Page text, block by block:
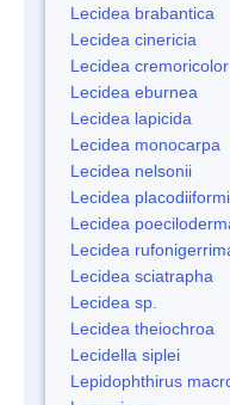
Lecidea brabantica
Lecidea cinericia
Lecidea cremoricolor
Lecidea eburnea
Lecidea lapicida
Lecidea monocarpa
Lecidea nelsonii
Lecidea
Lecidea
Lecidea
Lecidea sciatrapha
Lecidea sp.
Lecidea theiochroa
Lecidella siplei
Lepidophthirus